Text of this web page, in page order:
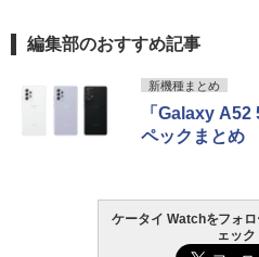
編集部のおすすめ記事
新機種まとめ
「Galaxy
ペックまとめ
ケータイ Watchをフォ
ェック